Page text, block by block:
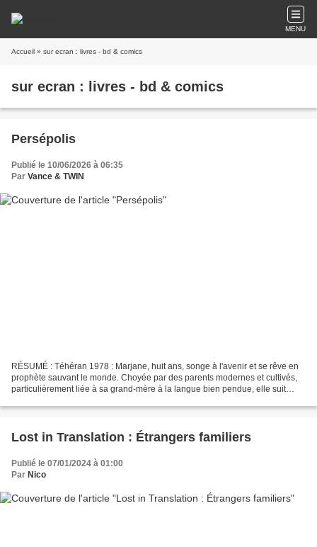
MENU
Accueil » sur ecran : livres - bd & comics
sur ecran : livres - bd & comics
Persépolis
Publié le 10/06/2026 à 06:35
Par Vance & TWIN
RÉSUMÉ : Téhéran 1978 : Marjane, huit ans, songe à l'avenir et se rêve en
prophète sauvant le monde. Choyée par des parents modernes et cultivés,
particulièrement liée à sa grand-mère à la langue bien pendue, elle suit
Lost in Translation : Étrangers familiers
Publié le 07/01/2024 à 01:00
Par Nico